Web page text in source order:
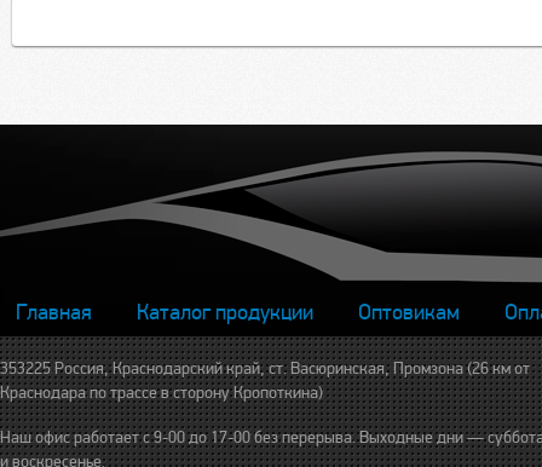
Главная Каталог продукции Оптовикам
353225 Россия, Краснодарский край, ст. Васюринская, Промзона (26 км от
Краснодара по трассе в сторону Кропоткина)
Наш офис работает с 9-00 до 17-00 без перерыва. Выходные дни —
и воскресенье.